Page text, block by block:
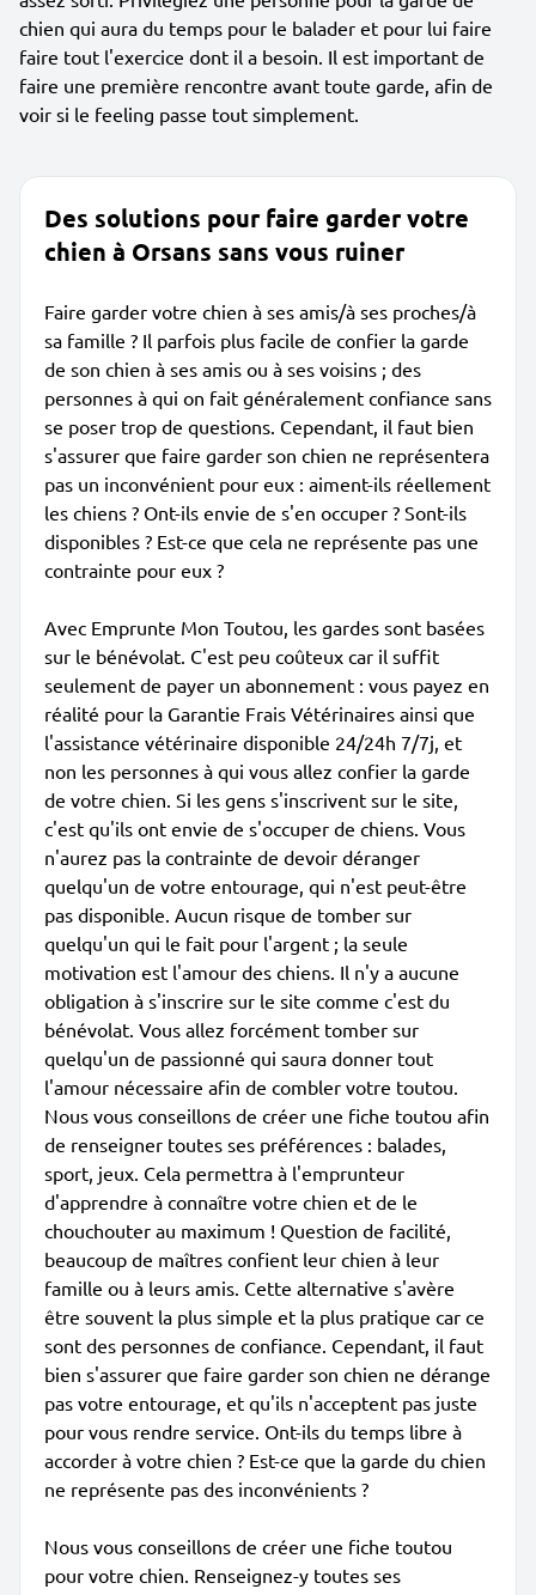
chien qui aura du temps pour le balader et pour lui faire
faire tout l'exercice dont il a besoin. Il est important de
faire une première rencontre avant toute garde, afin de
voir si le feeling passe tout simplement.
Des solutions pour faire garder votre
chien à Orsans sans vous ruiner
Faire garder votre chien à ses amis/à ses proches/à
sa famille ? Il parfois plus facile de confier la garde
de son chien à ses amis ou à ses voisins ; des
personnes à qui on fait généralement confiance sans
se poser trop de questions. Cependant, il faut bien
s'assurer que faire garder son chien ne représentera
pas un inconvénient pour eux : aiment-ils réellement
les chiens ? Ont-ils envie de s'en occuper ? Sont-ils
disponibles ? Est-ce que cela ne représente pas une
contrainte pour eux ?
Avec Emprunte Mon Toutou, les gardes sont basées
sur le bénévolat. C'est peu coûteux car il suffit
seulement de payer un abonnement : vous payez en
réalité pour la Garantie Frais Vétérinaires ainsi que
l'assistance vétérinaire disponible 24/24h 7/7j, et
non les personnes à qui vous allez confier la garde
de votre chien. Si les gens s'inscrivent sur le site,
c'est qu'ils ont envie de s'occuper de chiens. Vous
n'aurez pas la contrainte de devoir déranger
quelqu'un de votre entourage, qui n'est peut-être
pas disponible. Aucun risque de tomber sur
quelqu'un qui le fait pour l'argent ; la seule
motivation est l'amour des chiens. Il n'y a aucune
obligation à s'inscrire sur le site comme c'est du
bénévolat. Vous allez forcément tomber sur
quelqu'un de passionné qui saura donner tout
l'amour nécessaire afin de combler votre toutou.
Nous vous conseillons de créer une fiche toutou afin
de renseigner toutes ses préférences : balades,
sport, jeux. Cela permettra à l'emprunteur
d'apprendre à connaître votre chien et de le
chouchouter au maximum ! Question de facilité,
beaucoup de maîtres confient leur chien à leur
famille ou à leurs amis. Cette alternative s'avère
être souvent la plus simple et la plus pratique car ce
sont des personnes de confiance. Cependant, il faut
bien s'assurer que faire garder son chien ne dérange
pas votre entourage, et qu'ils n'acceptent pas juste
pour vous rendre service. Ont-ils du temps libre à
accorder à votre chien ? Est-ce que la garde du chien
ne représente pas des inconvénients ?
Nous vous conseillons de créer une fiche toutou
pour votre chien. Renseignez-y toutes ses